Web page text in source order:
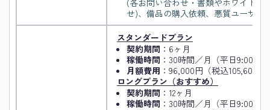
せ)、備品の購入依頼、悪質ユーザへ
スタンダードプラン
契約期間 ：6ヶ月
稼働時間 ：30時間／月（平日
月額費用 ：96,000円（税込105,600円
ロングプラン（おすすめ）
契約期間 ：12ヶ月
稼働時間 ：30時間／月（平日